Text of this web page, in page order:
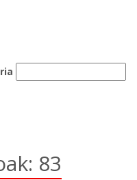
83